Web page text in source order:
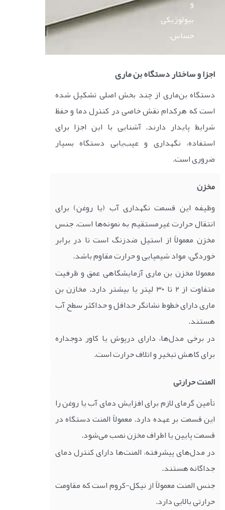
و
بیولوژیکی
حساس.
اجزا و ساختار دستگاه بن ماری
دستگاه بن‌ماری از چند بخش اصلی تشکیل شده
است که هرکدام نقش خاصی در کنترل دما و حفظ
شرایط پایدار دارند. آشنایی با این اجزا برای
استفاده، نگهداری و عیب‌یابی دستگاه بسیار
ضروری است.
مخزن
وظیفه این قسمت نگهداری آب (یا روغن) برای
انتقال حرارت غیرمستقیم به نمونه‌ها است. جنس
مخزن معمولاً از استیل ضدزنگ است تا در برابر
خوردگی، مواد شیمیایی و حرارت مقاوم باشد.
معمولا مخزن بن ماری آزمایشگاهی عمق و ظرفیت
متفاوت از ۲ تا ۳۰ لیتر یا بیشتر دارد. مخازن بن
ماری دارای خطوط نشانگر حداقل و حداکثر سطح آب
هستند.
در برخی مدل‌ها، دارای درپوش یا کاور دوجداره
برای کاهش تبخیر و اتلاف حرارت است.
المنت حرارتی
تأمین گرمای لازم برای افزایش دمای آب یا روغن را
این قسمت بر عهده دارد. معمولاً المنت دستگاه در
قسمت پایین یا اطراف مخزن نصب می‌شود.
در مدل‌های پیشرفته، المنت‌ها دارای کنترل دمای
جداگانه هستند.
جنس المنت معمولاً از نیکل-کروم است که مقاومت
حرارتی بالایی دارد.